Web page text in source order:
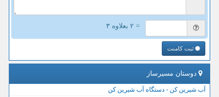
= ۲ بعلاوه ۳
ثبت کامنت
دوستان مسیرساز
آب شیرین کن - دستگاه آب شیرین کن